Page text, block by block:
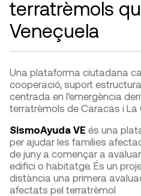
terratrèmols
Veneçuela
Una plataforma ciutadana
cooperació, suport
centrada en l’emergència
terratrèmols de Caracas i La
SismoAyuda VE és una
per ajudar les famílies
de juny a començar a
edifici o habitatge. És un
distància una primera
afectats pel terratrèmol